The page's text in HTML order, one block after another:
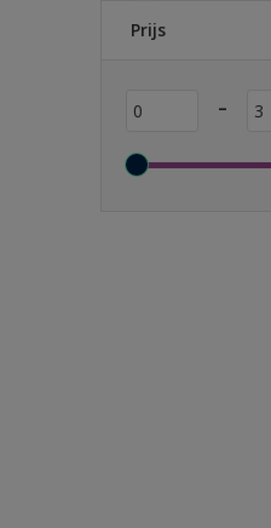
Wasbaar
Sneldrogend
Prijs
-